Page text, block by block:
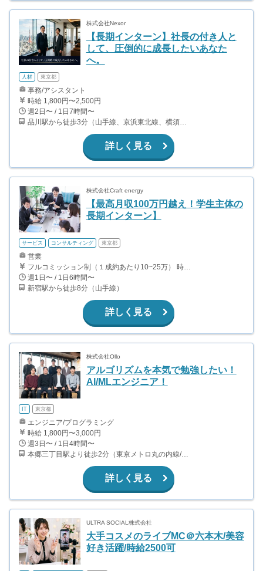
株式会社Nexor
【長期インターン】社長の付き人と
して、圧倒的に成長したいあなた
へ。
人材 東京都
事務/アシスタント
時給 1,800円〜2,500円
週2日〜 / 1日7時間〜
品川駅から徒歩3分（山手線、京浜東北線、横須賀線、上野東京ライン、ほか） 上大岡駅～都内の送迎なので、横浜付近在住が望ましいです。
詳しく見る
株式会社Craft energy
【最高月収100万円越え！学生主体の
長期インターン】
サービス コンサルティング 東京都
営業
フルコミッション制（１成約あたり10~25万） 時給換算で（2000円〜2500円）程度が目安となります。 月100万を稼ぐ学生多数在籍しています。 ■収入例 〇入社1か月目（早稲田大学2年生） 役職：アポインター 月間1契約×10万円＝10万円 ＋交通費 〇入社3か月目（明治大学2年生） 役職：アポインター 月間2契約×13万円＝26万円 ＋交通費 〇入社6か月目（慶應義塾大学3年生） 役職：アポインター 月間5契約×15万円＝75万円 ＋交通費 〇入社15か月目（東京大学3年生） 役職：クローザー 月間3契約×25万=75万円 ＋交通費 交通費支給あり
週1日〜 / 1日6時間〜
新宿駅から徒歩8分（山手線）
詳しく見る
株式会社Ollo
アルゴリズムを本気で勉強したい！
AI/MLエンジニア！
IT 東京都
エンジニア/プログラミング
時給 1,800円〜3,000円
週3日〜 / 1日4時間〜
本郷三丁目駅より徒歩2分（東京メトロ丸の内線/都営地下鉄大江戸線）
詳しく見る
ULTRA SOCIAL株式会社
大手コスメのライブMC＠六本木/美容
好き活躍/時給2500可